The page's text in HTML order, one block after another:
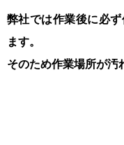
弊社では作業後に必
ます。
そのため作業場所が汚